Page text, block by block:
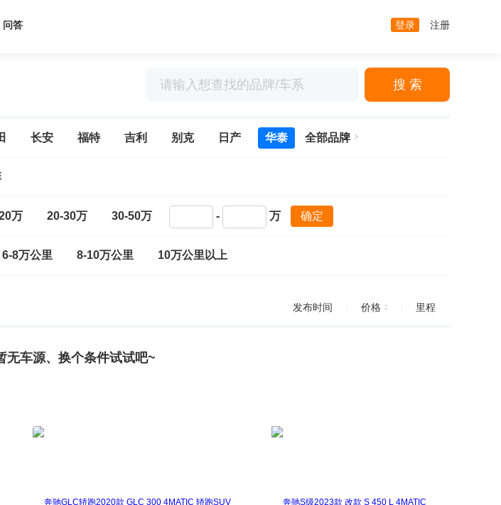
问答 登录 注册
搜 索
长安 福特 吉利 别克 日产 华泰 全部品牌
万 20-30万 30-50万 - 万 确定
6-8万公里 8-10万公里 10万公里以上
发布时间 价格 里程
无车源、换个条件试试吧~